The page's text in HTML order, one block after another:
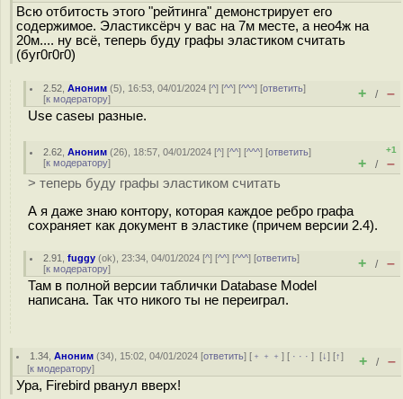
Всю отбитость этого "рейтинга" демонстрирует его
содержимое. Эластиксёрч у вас на 7м месте, а нео4ж на
20м.... ну всё, теперь буду графы эластиком считать
(буг0г0г0)
2.52 ,Аноним (5), 16:53, 04/01/2024 [^] [^^] [^^^] [ответить]
[к модератору] + / –
Use caseы разные.
2.62 ,Аноним (26), 18:57, 04/01/2024 [^] [^^] [^^^] [ответить]
[к модератору]
+1
+ / –
> теперь буду графы эластиком считать
А я даже знаю контору, которая каждое ребро графа
сохраняет как документ в эластике (причем версии 2.4).
2.91 ,fuggy (ok), 23:34, 04/01/2024 [^] [^^] [^^^] [ответить]
[к модератору] + / –
Там в полной версии таблички Database Model
написана. Так что никого ты не переиграл.
1.34 ,Аноним (34), 15:02, 04/01/2024 [ответить] [ ﹢﹢﹢] [ · · ·][↓] [↑]
[к модератору] + / –
Ура, Firebird рванул вверх!